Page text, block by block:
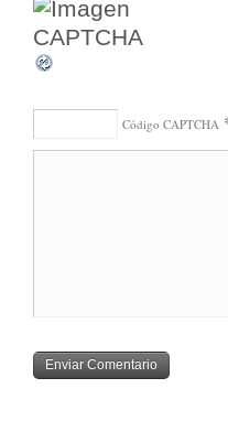
Código CAPTCHA